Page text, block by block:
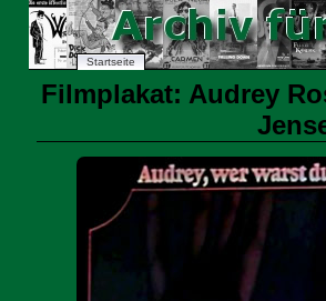
Startseite
Filmplakat: Audrey